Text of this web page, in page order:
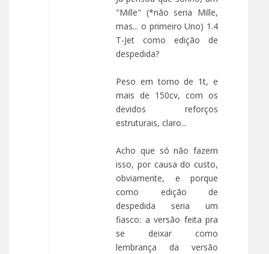
"Mille" (*não seria Mille,
mas... o primeiro Uno) 1.4
T-Jet como edição de
despedida?
Peso em torno de 1t, e
mais de 150cv, com os
devidos reforços
estruturais, claro...
Acho que só não fazem
isso, por causa do custo,
obviamente, e porque
como edição de
despedida seria um
fiasco: a versão feita pra
se deixar como
lembrança da versão